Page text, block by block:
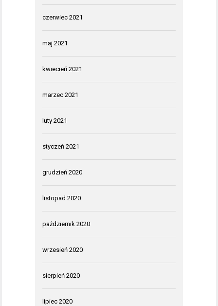
czerwiec 2021
maj 2021
kwiecień 2021
marzec 2021
luty 2021
styczeń 2021
grudzień 2020
listopad 2020
październik 2020
wrzesień 2020
sierpień 2020
lipiec 2020